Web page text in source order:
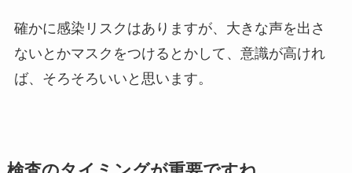
確かに感染リスクはありますが、大きな声を出さ
ないとかマスクをつけるとかして、意識が高けれ
ば、そろそろいいと思います。